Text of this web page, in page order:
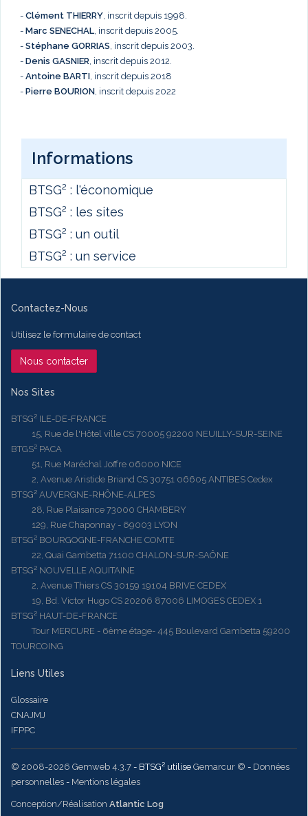
- Clément THIERRY, inscrit depuis 1998.
- Marc SENECHAL, inscrit depuis 2005.
- Stéphane GORRIAS, inscrit depuis 2003.
- Denis GASNIER, inscrit depuis 2012.
- Antoine BARTI, inscrit depuis 2018
- Pierre BOURION, inscrit depuis 2022
Informations
BTSG² : l'économique
BTSG² : les sites
BTSG² : un outil
BTSG² : un service
Contactez-Nous
Utilisez le formulaire de contact
Nous contacter
Nos Sites
BTSG² ILE-DE-FRANCE
15, Rue de l'Hôtel ville CS 70005 92200 NEUILLY-SUR-SEINE
BTGS² PACA
51, Rue Maréchal Joffre 06000 NICE
2, Avenue Aristide Briand CS 30751 06605 ANTIBES Cedex
BTSG² AUVERGNE-RHÔNE-ALPES
28, Rue Plaisance 73000 CHAMBERY
129, Rue Chaponnay - 69003 LYON
BTSG² BOURGOGNE-FRANCHE COMTE
22, Quai Gambetta 71100 CHALON-SUR-SAÔNE
BTSG² NOUVELLE AQUITAINE
2, Avenue Thiers CS 30159 19104 BRIVE CEDEX
19, Bd. Victor Hugo CS 20206 87006 LIMOGES CEDEX 1
BTSG² HAUT-DE-FRANCE
Tour MERCURE - 6ème étage- 445 Boulevard Gambetta 59200
TOURCOING
Liens Utiles
Glossaire
CNAJMJ
IFPPC
© 2008-2026 Gemweb 4.3.7 - BTSG² utilise Gemarcur © - Données
personnelles - Mentions légales
Conception/Réalisation Atlantic Log